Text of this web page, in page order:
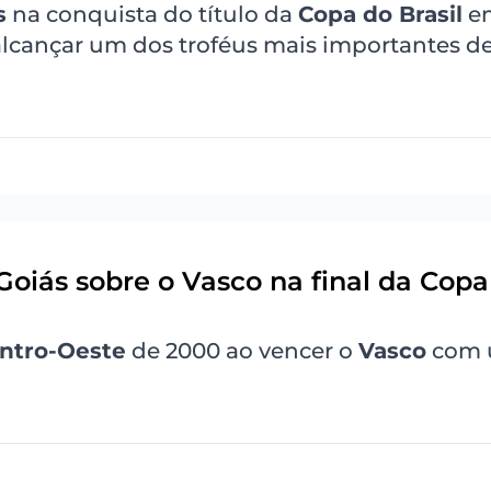
na conquista do título da Copa do Brasil
um dos troféus mais importantes
sobre o Vasco na final da Copa
Oeste de 2000 ao vencer o Vasco com